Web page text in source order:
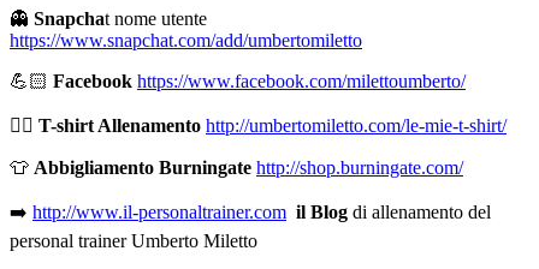
👻 Snapchat nome utente
https://www.snapchat.com/add/umbertomiletto
💪🏻 Facebook https://www.facebook.com/milettoumberto/
🏋🏻 T-shirt Allenamento http://umbertomiletto.com/le-mie-t-shirt/
👕 Abbigliamento Burningate http://shop.burningate.com/
➡️ http://www.il-personaltrainer.com il Blog di allenamento del
personal trainer Umberto Miletto